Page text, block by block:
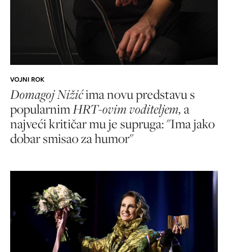
VOJNI ROK
Domagoj Nižićima novu predstavu s
popularnimHRT-ovim voditeljem,a
najveći kritičar mu je supruga: "Ima jako
dobar smisao za humor"